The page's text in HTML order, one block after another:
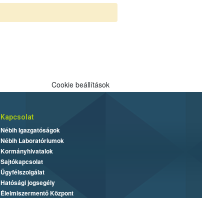
Cookie beállítások
Kapcsolat
Nébih Igazgatóságok
Nébih Laboratóriumok
Kormányhivatalok
Sajtókapcsolat
Ügyfélszolgálat
Hatósági jogsegély
Élelmiszermentő Központ